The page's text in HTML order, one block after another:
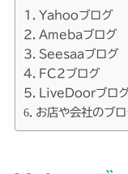
Yahooブログ
Amebaブログ
Seesaaブログ
FC2ブログ
LiveDoorブロ
お店や会社のブ